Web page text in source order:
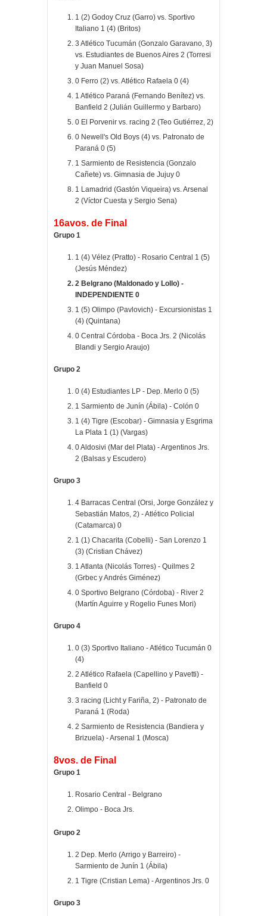
1 (2) Godoy Cruz (Garro) vs. Sportivo
Italiano 1 (4) (Britos)
3 Atlético Tucumán (Gonzalo Garavano, 3)
vs. Estudiantes de Buenos Aires 2 (Torresi
y Juan Manuel Sosa)
0 Ferro (2) vs. Atlético Rafaela 0 (4)
1 Atlético Paraná (Fernando Benítez) vs.
Banfield 2 (Julián Guillermo y Barbaro)
0 El Porvenir vs. racing 2 (Teo Gutiérrez, 2)
0 Newell's Old Boys (4) vs. Patronato de
Paraná 0 (5)
1 Sarmiento de Resistencia (Gonzalo
Cañete) vs. Gimnasia de Jujuy 0
1 Lamadrid (Gastón Viqueira) vs. Arsenal
2 (Víctor Cuesta y Sergio Sena)
16avos. de Final
Grupo 1
1 (4) Vélez (Pratto) - Rosario Central 1 (5)
(Jesús Méndez)
2 Belgrano (Maldonado y Lollo) -
INDEPENDIENTE 0
1 (5) Olimpo (Pavlovich) - Excursionistas 1
(4) (Quintana)
0 Central Córdoba - Boca Jrs. 2 (Nicolás
Blandi y Sergio Araujo)
Grupo 2
0 (4) Estudiantes LP - Dep. Merlo 0 (5)
1 Sarmiento de Junín (Ábila) - Colón 0
1 (4) Tigre (Escobar) - Gimnasia y Esgrima
La Plata 1 (1) (Vargas)
0 Aldosivi (Mar del Plata) - Argentinos Jrs.
2 (Balsas y Escudero)
Grupo 3
4 Barracas Central (Orsi, Jorge González y
Sebastián Matos, 2) - Atlético Policial
(Catamarca) 0
1 (1) Chacarita (Cobelli) - San Lorenzo 1
(3) (Cristian Chávez)
1 Atlanta (Nicolás Torres) - Quilmes 2
(Grbec y Andrés Giménez)
0 Sportivo Belgrano (Córdoba) - River 2
(Martín Aguirre y Rogelio Funes Mori)
Grupo 4
0 (3) Sportivo Italiano - Atlético Tucumán 0
(4)
2 Atlético Rafaela (Capellino y Pavetti) -
Banfield 0
3 racing (Licht y Fariña, 2) - Patronato de
Paraná 1 (Roda)
2 Sarmiento de Resistencia (Bandiera y
Brizuela) - Arsenal 1 (Mosca)
8vos. de Final
Grupo 1
Rosario Central - Belgrano
Olimpo - Boca Jrs.
Grupo 2
2 Dep. Merlo (Arrigo y Barreiro) -
Sarmiento de Junín 1 (Ábila)
1 Tigre (Cristian Lema) - Argentinos Jrs. 0
Grupo 3